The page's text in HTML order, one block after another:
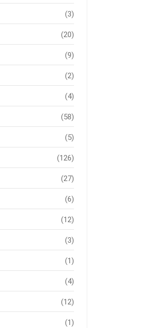
(3)
(20)
(9)
(2)
(4)
(58)
(5)
(126)
(27)
(6)
(12)
(3)
(1)
(4)
(12)
(1)